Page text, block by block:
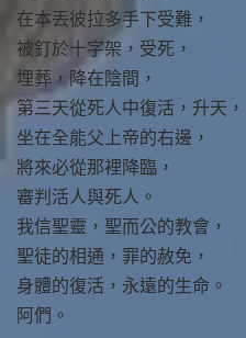
在本丟彼拉多手下受難，
被釘於十字架，受死，
埋葬，降在陰間，
第三天從死人中復活，升天，
坐在全能父上帝的右邊，
將來必從那裡降臨，
審判活人與死人。
我信聖靈，聖而公的教會，
聖徒的相通，罪的赦免，
身體的復活，永遠的生命。
阿們。